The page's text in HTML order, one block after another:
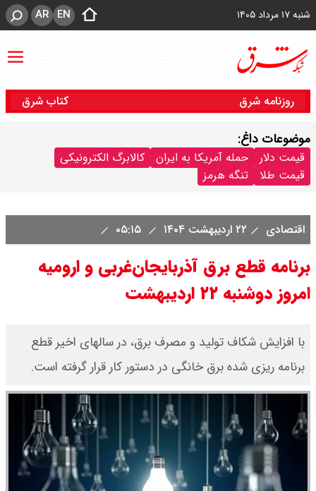
شنبه ۱۷ مرداد ۱۴۰۵ EN
AR
روزنامه شرق کتاب شرق
موضوعات داغ:
قیمت دلار حمله آمریکا به ایران
کالابرگ الکترونیکی
قیمت طلا
تنگه هرمز
اقتصادی ۲۲ اردیبهشت ۱۴۰۴
برنامه قطع برق آذربایجان‌غربی و ارومیه
امروز دوشنبه ۲۲ اردیبهشت
با افزایش شکاف تولید و مصرف برق، در سالهای اخیر قطع
برنامه ریزی شده برق خانگی در دستور کار قرار گرفته است.